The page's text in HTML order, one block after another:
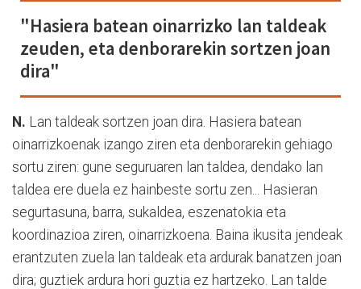
"Hasiera batean oinarrizko lan taldeak
zeuden, eta denborarekin sortzen joan
dira"
N. Lan taldeak sortzen joan dira. Hasiera batean
oinarrizkoenak izango ziren eta denborarekin gehiago
sortu ziren: gune seguruaren lan taldea, dendako lan
taldea ere duela ez hainbeste sortu zen... Hasieran
segurtasuna, barra, sukaldea, eszenatokia eta
koordinazioa ziren, oinarrizkoena. Baina ikusita jendeak
erantzuten zuela lan taldeak eta ardurak banatzen joan
dira; guztiek ardura hori guztia ez hartzeko. Lan talde